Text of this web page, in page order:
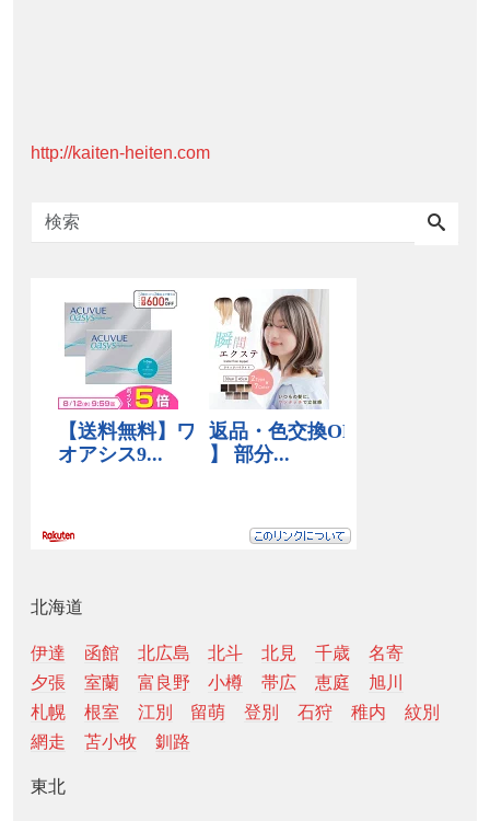
http://kaiten-heiten.com
北海道
伊達 函館 北広島 北斗 北見 千歳
名寄
夕張
室蘭 富良野 小樽 帯広 恵庭
旭川
札幌
根室 江別 留萌 登別 石狩 稚内
紋別
網走
苫小牧 釧路
東北